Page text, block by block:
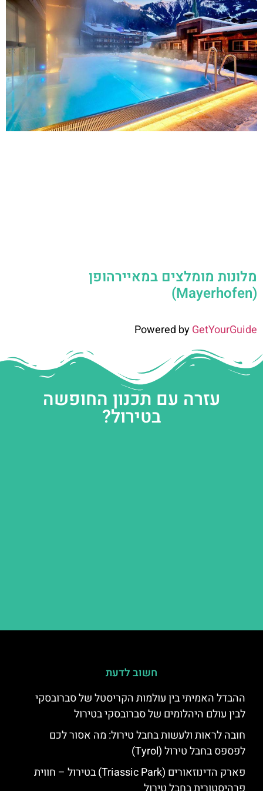
מלונות מומלצים במאיירהופן
(Mayerhofen)
Powered byGetYourGuide
עזרה עם תכנון החופשה
בטירול?
חשוב לדעת
ההבדל האמיתי בין עולמות הקריסטל של סברובסקי
לבין עולם היהלומים של סברובסקי בטירול
חובה לראות ולעשות בחבל טירול: מה אסור לכם
לפספס בחבל טירול (Tyrol)
פארק הדינוזאורים (Triassic Park) בטירול – חווית